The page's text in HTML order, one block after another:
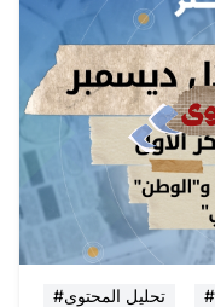
#تحليل المحتوى